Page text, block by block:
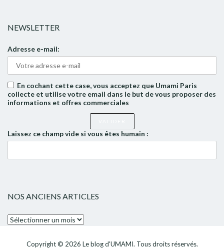
NEWSLETTER
Adresse e-mail:
En cochant cette case, vous acceptez que Umami Paris
collecte et utilise votre email dans le but de vous proposer des
informations et offres commerciales
Laissez ce champ vide si vous êtes humain :
NOS ANCIENS ARTICLES
Nos
articlesCopyright © 2026 Le blog d'UMAMI. Tous droits réservés.